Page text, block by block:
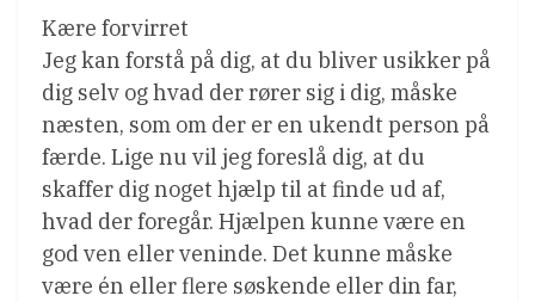
Kære forvirret
Jeg kan forstå på dig, at du bliver usikker på
dig selv og hvad der rører sig i dig, måske
næsten, som om der er en ukendt person på
færde. Lige nu vil jeg foreslå dig, at du
skaffer dig noget hjælp til at finde ud af,
hvad der foregår. Hjælpen kunne være en
god ven eller veninde. Det kunne måske
være én eller flere søskende eller din far,